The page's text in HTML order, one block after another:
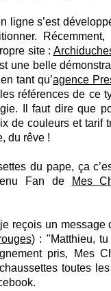
ligne s’est
site :
une belle
tant qu’agence
références de ce
Il faut dire que
de couleurs et tarif
du rêve !
du pape, ça
Fan de
Mes
reçois un message
) : "Matthieu,
pris, Mes
toutes